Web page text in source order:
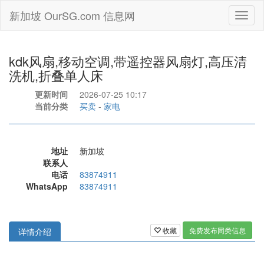
新加坡 OurSG.com 信息网
kdk风扇,移动空调,带遥控器风扇灯,高压清
洗机,折叠单人床
更新时间
2026-07-25 10:17
当前分类
买卖 - 家电
地址
新加坡
联系人
电话
83874911
WhatsApp
83874911
收藏 免费发布同类信息
详情介绍